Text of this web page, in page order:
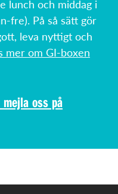
lunch och middag i
fre). På så sätt gör
leva nyttigt och
mer om GI-boxen
oss på